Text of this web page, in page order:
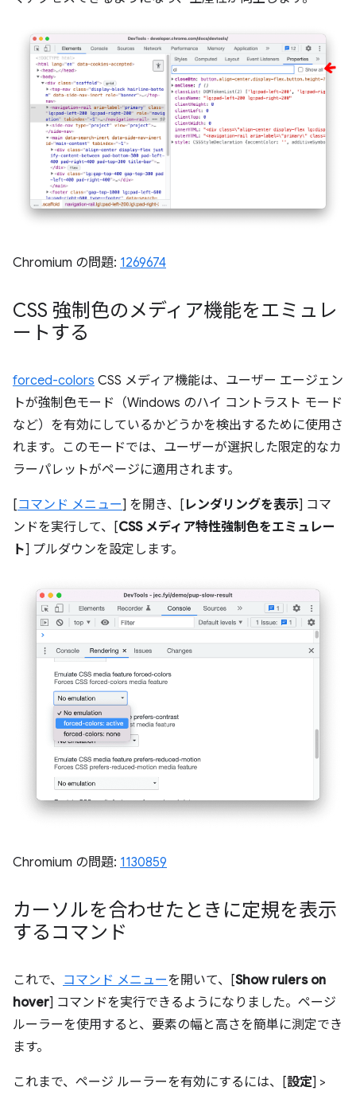
Chromium の問題: 1269674
CSS 強制色のメディア機能をエミュレ
ートする
forced-colors CSS メディア機能は、ユーザー エージェン
トが強制色モード（Windows のハイ コントラスト モード
など）を有効にしているかどうかを検出するために使用さ
れます。このモードでは、ユーザーが選択した限定的なカ
ラーパレットがページに適用されます。
[コマンド メニュー] を開き、[ レンダリングを表示] コマ
ンドを実行して、[CSS メディア特性強制色をエミュレー
ト] プルダウンを設定します。
Chromium の問題: 1130859
カーソルを合わせたときに定規を表示
するコマンド
これで、 コマンド メニューを開いて、[Show rulers on
hover] コマンドを実行できるようになりました。ページ
ルーラーを使用すると、要素の幅と高さを簡単に測定でき
ます。
これまで、ページ ルーラーを有効にするには、[設定] >